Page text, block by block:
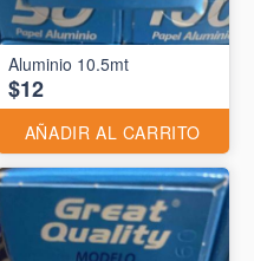
Aluminio 10.5mt
$12
AÑADIR AL CARRITO